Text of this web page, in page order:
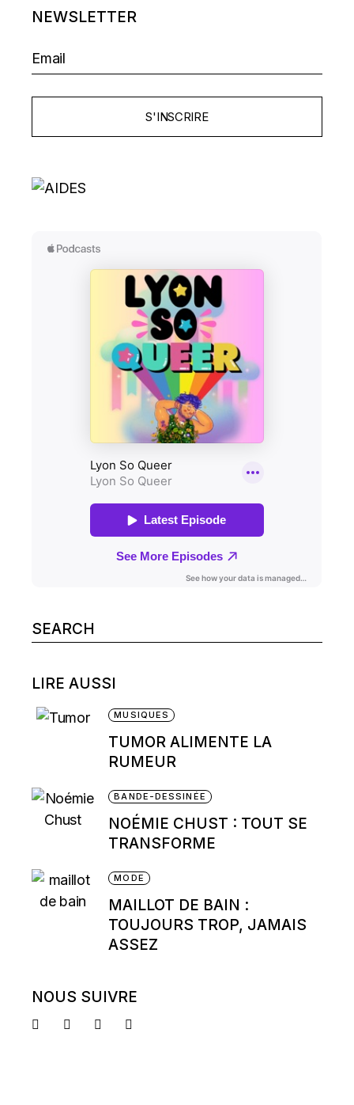
NEWSLETTER
S'INSCRIRE
Search
for:
LIRE AUSSI
MUSIQUES
TUMOR ALIMENTE LA
RUMEUR
BANDE-DESSINÉE
NOÉMIE CHUST : TOUT SE
TRANSFORME
MODE
MAILLOT DE BAIN :
TOUJOURS TROP, JAMAIS
ASSEZ
NOUS SUIVRE